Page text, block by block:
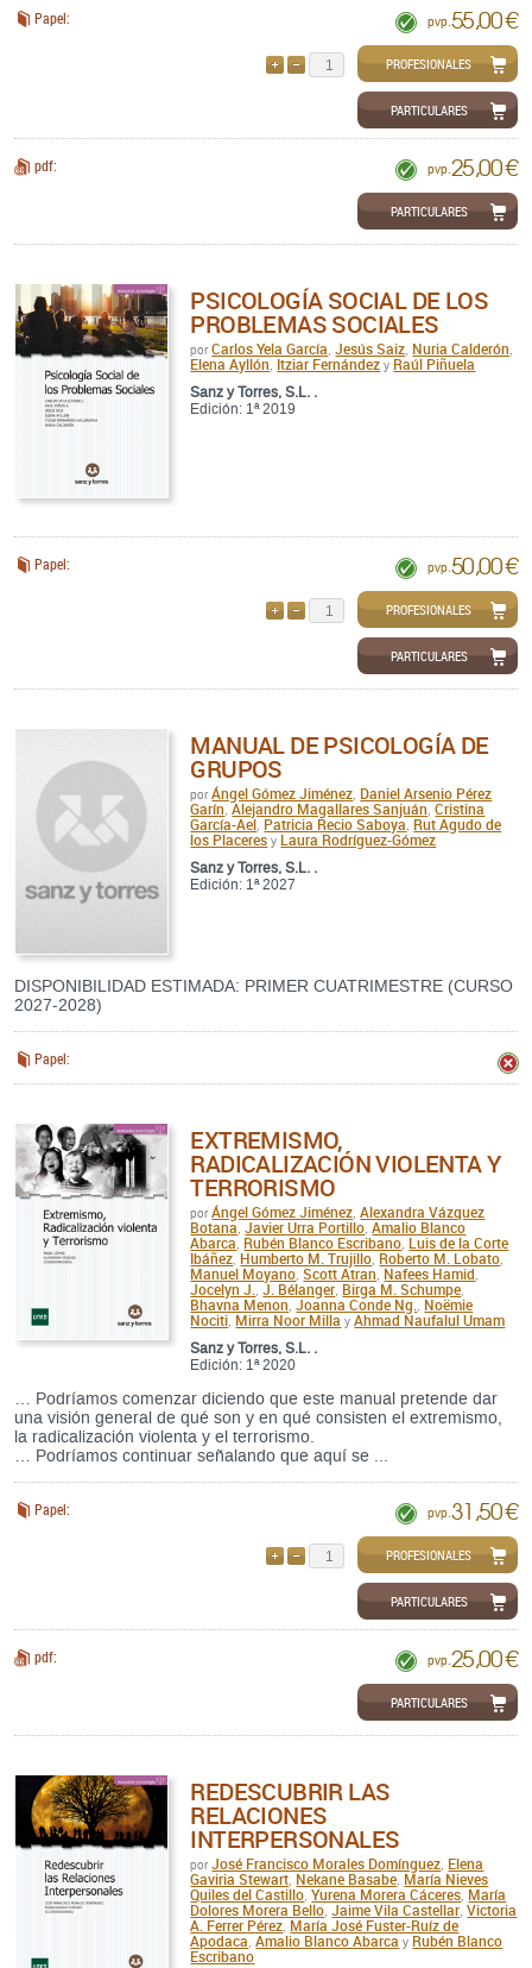
Papel: pvp. 55,00 €
QUITARPROFESIONALES
PARTICULARES
pdf: pvp. 25,00 €
PARTICULARES
PSICOLOGÍA SOCIAL DE LOS
PROBLEMAS SOCIALES
porCarlos Yela García ,Jesús Saiz Nuria Calderón
Elena Ayllón Itziar Fernández y Raúl Piñuela
Sanz y Torres, S.L. .
Edición: 1ª 2019
Papel: pvp.50,00 €
QUITARPROFESIONALES
PARTICULARES
MANUAL DE PSICOLOGÍA DE
GRUPOS
porÁngel Gómez Jiménez Daniel Arsenio Pérez
Garín
,Alejandro Magallares Sanjuán ,Cristina
García-Ael Patricia Recio Saboya Rut Agudo de
los Placeres y Laura Rodríguez-Gómez
Sanz y Torres, S.L. .
Edición: 1ª 2027
DISPONIBILIDAD ESTIMADA: PRIMER CUATRIMESTRE (CURSO
2027-2028)
Papel:
EXTREMISMO,
RADICALIZACIÓN VIOLENTA Y
TERRORISMO
porÁngel Gómez Jiménez ,Alexandra Vázquez
Botana
,Javier Urra Portillo ,Amalio Blanco
Abarca Rubén Blanco Escribano Luis de la Corte
Ibáñez Humberto M. Trujillo Roberto M. Lobato
Manuel Moyano ,Scott Atran Nafees Hamid
Jocelyn J. ,J. Bélanger Birga M. Schumpe
Bhavna Menon ,Joanna Conde Ng.
Noëmie
Nociti Mirra Noor Milla yAhmad Naufalul Umam
Sanz y Torres, S.L. .
Edición: 1ª 2020
… Podríamos comenzar diciendo que este manual pretende dar
una visión general de qué son y en qué consisten el extremismo,
la radicalización violenta y el terrorismo.
… Podríamos continuar señalando que aquí se ...
Papel: pvp. 31,50 €
QUITARPROFESIONALES
PARTICULARES
pdf: pvp. 25,00 €
PARTICULARES
REDESCUBRIR LAS
RELACIONES
INTERPERSONALES
porJosé Francisco Morales Domínguez Elena
Gaviria Stewart Nekane Basabe María Nieves
Quiles del Castillo ,Yurena Morera Cáceres María
Dolores Morera Bello ,Jaime Vila Castellar ,Victoria
A. Ferrer Pérez María José Fuster-Ruíz de
Apodaca
,Amalio Blanco Abarca y Rubén Blanco
Escribano